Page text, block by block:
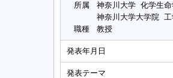
所属
神奈川大学 化学生
神奈川大学大学院
職種
教授
発表年月日
発表テーマ